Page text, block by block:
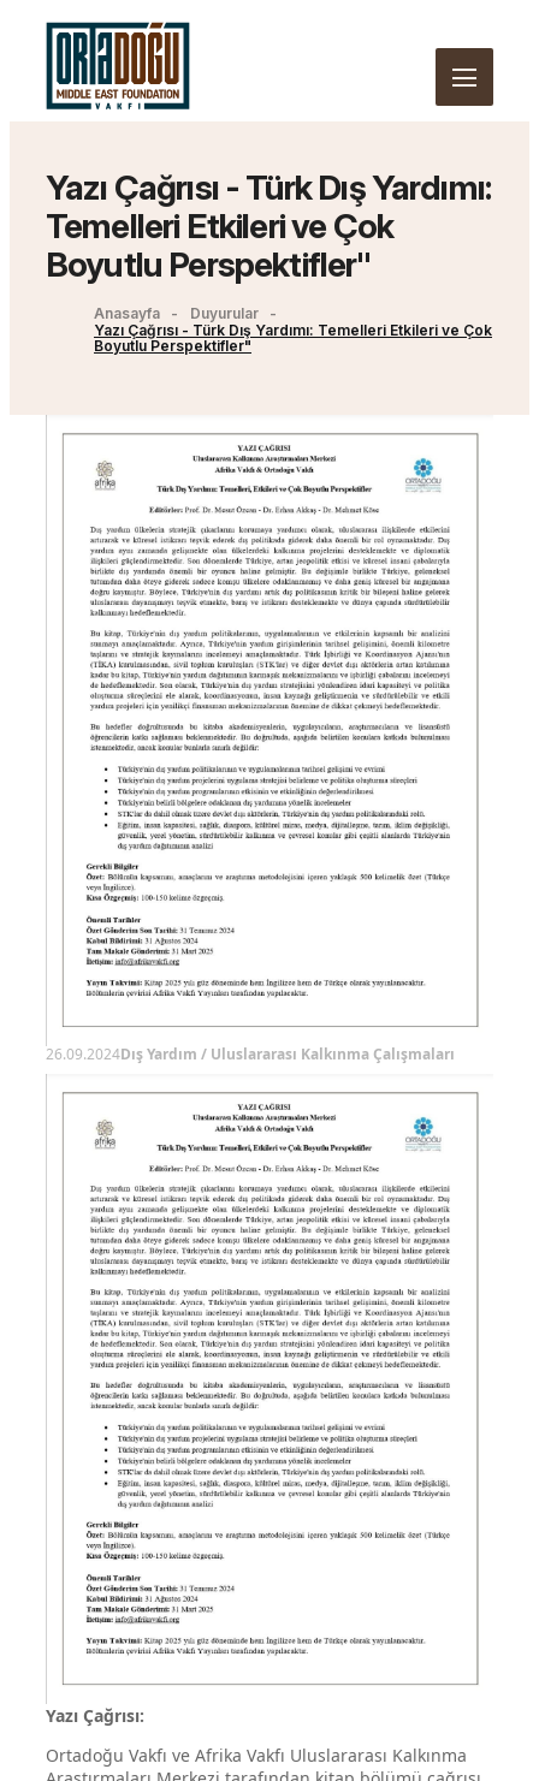
Yazı Çağrısı - Türk Dış Yardımı:
Temelleri Etkileri ve Çok
Boyutlu Perspektifler"
Anasayfa
Duyurular
Yazı Çağrısı - Türk Dış Yardımı: Temelleri Etkileri ve Çok
Boyutlu Perspektifler"
26.09.2024Dış Yardım / Uluslararası Kalkınma Çalışmaları
Yazı Çağrısı:
Ortadoğu Vakfı ve Afrika Vakfı Uluslararası Kalkınma